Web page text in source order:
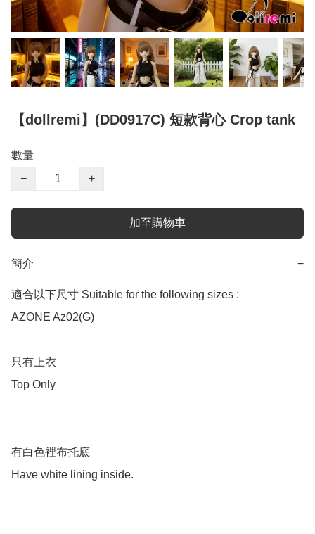
【dollremi】(DD0917C) 短款背心 Crop tank
數量
−
+
加至購物車
簡介 −
適合以下尺寸 Suitable for the following sizes :
AZONE Az02(G)
只有上衣
Top Only
有白色裡布托底
Have white lining inside.